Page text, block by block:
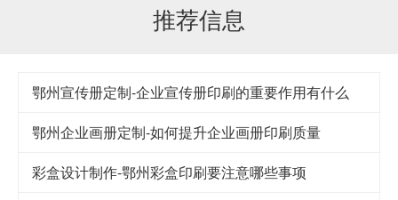
推荐信息
鄂州宣传册定制-企业宣传册印刷的重要作用有什么
鄂州企业画册定制-如何提升企业画册印刷质量
彩盒设计制作-鄂州彩盒印刷要注意哪些事项